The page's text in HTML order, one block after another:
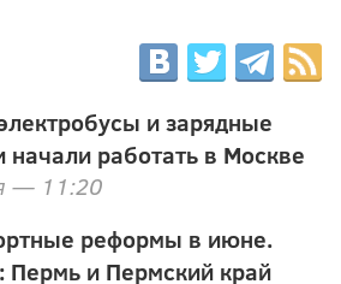
и зарядные
начали работать в Москве
— 11:20
реформы в июне.
Пермь и Пермский край